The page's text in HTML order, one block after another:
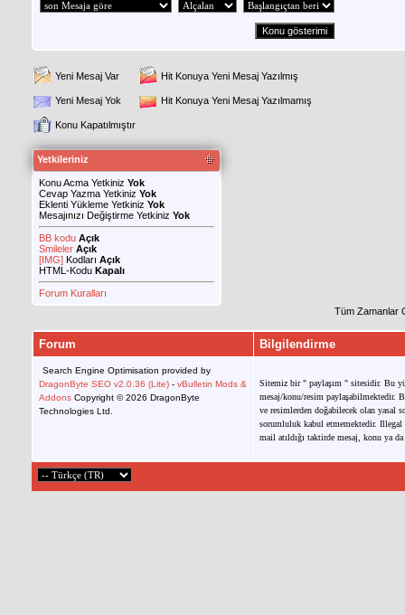
Yeni Mesaj Var Hit Konuya Yeni Mesaj Yazılmış
Yeni Mesaj Yok Hit Konuya Yeni Mesaj Yazılmamış
Konu Kapatılmıştır
Yetkileriniz
Konu Acma Yetkiniz Yok
Cevap Yazma Yetkiniz Yok
Eklenti Yükleme Yetkiniz Yok
Mesajınızı Değiştirme Yetkiniz Yok
BB kodu Açık
Smileler Açık
[IMG] Kodları Açık
HTML-Kodu Kapalı
Forum Kuralları
Tüm Zamanlar
Forum Bilgilendirme
Search Engine Optimisation provided by
DragonByte SEO v2.0.36 (Lite) - vBulletin Mods &
Addons Copyright © 2026 DragonByte
Technologies Ltd.
Sitemiz bir " paylaşım " sitesidir. Bu
mesaj/konu/resim paylaşabilmektedir.
ve resimlerden doğabilecek olan yasal
sorumluluk kabul etmemektedir.
mail atıldığı taktirde mesaj, konu ya